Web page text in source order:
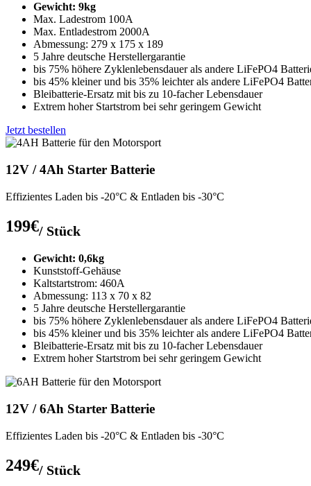
Gewicht: 9kg
Max. Ladestrom 100A
Max. Entladestrom 2000A
Abmessung: 279 x 175 x 189
5 Jahre deutsche Herstellergarantie
bis 75% höhere Zyklenlebensdauer als andere LiFePO4
bis 45% kleiner und bis 35% leichter als andere LiFePO4
Bleibatterie-Ersatz mit bis zu 10-facher Lebensdauer
Extrem hoher Startstrom bei sehr geringem Gewicht
Jetzt bestellen
12V / 4Ah Starter Batterie
Effizientes Laden bis -20°C & Entladen bis -30°C
199€/ Stück
Gewicht: 0,6kg
Kunststoff-Gehäuse
Kaltstartstrom: 460A
Abmessung: 113 x 70 x 82
5 Jahre deutsche Herstellergarantie
bis 75% höhere Zyklenlebensdauer als andere LiFePO4
bis 45% kleiner und bis 35% leichter als andere LiFePO4
Bleibatterie-Ersatz mit bis zu 10-facher Lebensdauer
Extrem hoher Startstrom bei sehr geringem Gewicht
12V / 6Ah Starter Batterie
Effizientes Laden bis -20°C & Entladen bis -30°C
249€/ Stück